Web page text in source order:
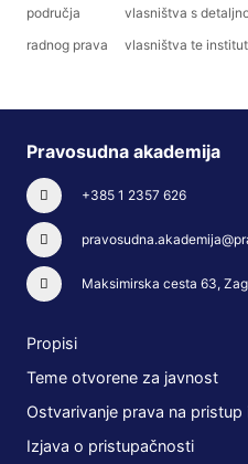
područja
radnog prava
vlasništva s
vlasništva te
Pravosudna akademija
+385 1 2357 626
Maksimirska cesta 63,
Propisi
Teme otvorene za javnost
Ostvarivanje prava na pristup
Izjava o pristupačnosti